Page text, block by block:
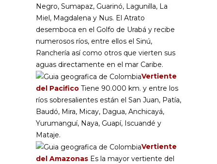
Negro, Sumapaz, Guarinó, Lagunilla, La
Miel, Magdalena y Nus. El Atrato
desemboca en el Golfo de Urabá y recibe
numerosos ríos, entre ellos el Sinú,
Ranchería así como otros que vierten sus
aguas directamente en el mar Caribe.
Vertiente
del Pacifico Tiene 90.000 km. y entre los
ríos sobresalientes están el San Juan, Patía,
Baudó, Mira, Micay, Dagua, Anchicayá,
Yurumanguí, Naya, Guapí, Iscuandé y
Mataje.
Vertiente
del Amazonas Es la mayor vertiente del